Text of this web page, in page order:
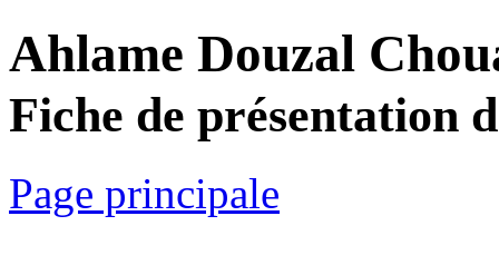
Ahlame Douzal
Fiche de présentation
Page principale